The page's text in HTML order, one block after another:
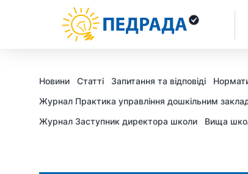
Новини Статті Запитання та відповіді
Журнал Практика управління дошкільним
Журнал Заступник директора школи
Вища